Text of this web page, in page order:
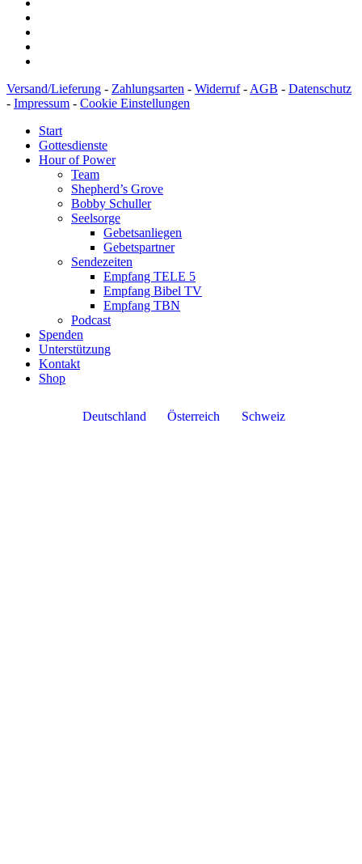
Versand/Lieferung - Zahlungsarten - Widerruf- AGB - Datenschutz
- Impressum - Cookie Einstellungen
Start
Gottesdienste
Hour of Power
Team
Shepherd’s Grove
Bobby Schuller
Seelsorge
Gebetsanliegen
Gebetspartner
Sendezeiten
Empfang TELE 5
Empfang Bibel TV
Empfang TBN
Podcast
Spenden
Unterstützung
Kontakt
Shop
Deutschland Österreich Schweiz